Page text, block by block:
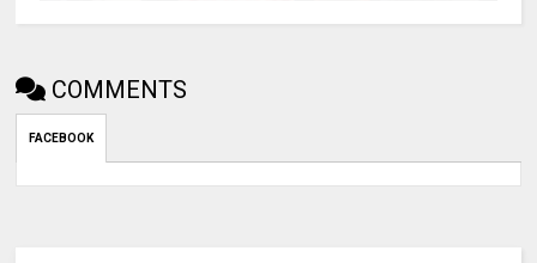
COMMENTS
FACEBOOK